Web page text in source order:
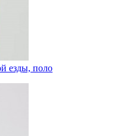
езды, поло